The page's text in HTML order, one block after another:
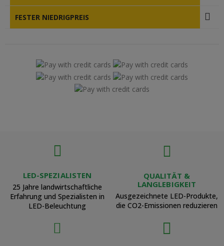
FESTER NIEDRIGPREIS
LED-SPEZIALISTEN
25 Jahre landwirtschaftliche
Erfahrung und Spezialisten in
LED-Beleuchtung
QUALITÄT &
LANGLEBIGKEIT
Ausgezeichnete LED-Produkte,
die CO2-Emissionen reduzieren